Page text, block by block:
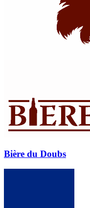
Bière du Doubs